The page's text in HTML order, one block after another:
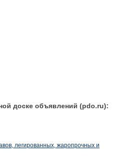
доске объявлений (pdo.ru):
легированных, жаропрочных и